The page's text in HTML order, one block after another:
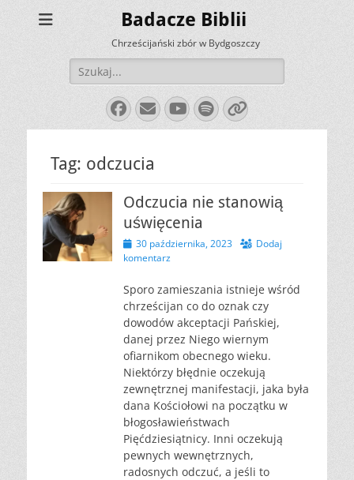
Badacze Biblii
Chrześcijański zbór w Bydgoszczy
Szukaj:
Facebook
E-
mail
YouTube
Spotify
Link
Tag: odczucia
Odczucia nie stanowią
uświęcenia
Opublikowano
30 października, 2023
Dodaj
komentarz
Sporo zamieszania istnieje wśród
chrześcijan co do oznak czy
dowodów akceptacji Pańskiej,
danej przez Niego wiernym
ofiarnikom obecnego wieku.
Niektórzy błędnie oczekują
zewnętrznej manifestacji, jaka była
dana Kościołowi na początku w
błogosławieństwach
Pięćdziesiątnicy. Inni oczekują
pewnych wewnętrznych,
radosnych odczuć, a jeśli to